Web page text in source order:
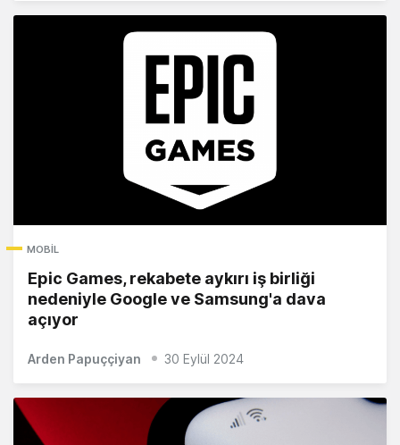
MOBIL
Epic Games, rekabete aykırı iş birliği
nedeniyle Google ve Samsung'a dava
açıyor
Arden Papuççiyan 30 Eylül 2024